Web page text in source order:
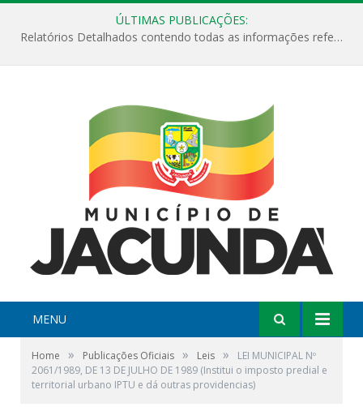
ÚLTIMAS PUBLICAÇÕES:
Relatórios Detalhados contendo todas as informações referentes a execução de recursos destinados ao fomento de projetos culturais no Município de Jacundá entre os anos de 2022 ao presente ano de 2026.
MENU
Home » Publicações Oficiais » Leis »
LEI MUNICIPAL Nº
2061/1989, DE 13 DE JULHO DE 1989 (Institui o imposto predial e
territorial urbano IPTU e dá outras providencias)